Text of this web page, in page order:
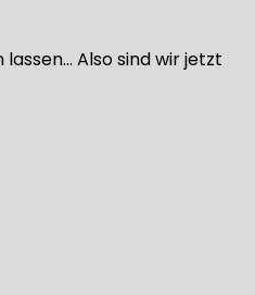
Also sind wir jetzt